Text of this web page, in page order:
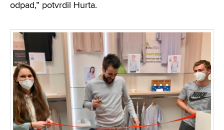
odpad,” potvrdil Hurta.